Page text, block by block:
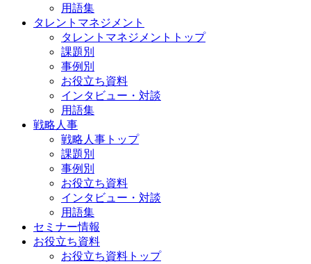
用語集
タレントマネジメント
タレントマネジメントトップ
課題別
事例別
お役立ち資料
インタビュー・対談
用語集
戦略人事
戦略人事トップ
課題別
事例別
お役立ち資料
インタビュー・対談
用語集
セミナー情報
お役立ち資料
お役立ち資料トップ